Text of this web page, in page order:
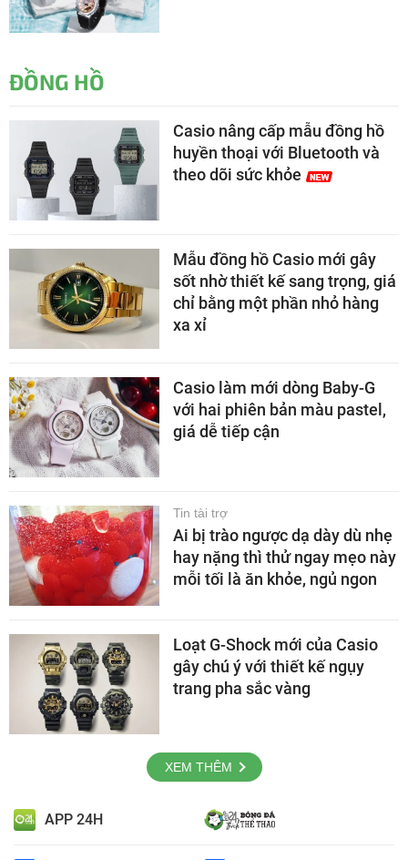
ĐỒNG HỒ
Casio nâng cấp mẫu đồng hồ
huyền thoại với Bluetooth và
theo dõi sức khỏe
Mẫu đồng hồ Casio mới gây
sốt nhờ thiết kế sang trọng, giá
chỉ bằng một phần nhỏ hàng
xa xỉ
Casio làm mới dòng Baby-G
với hai phiên bản màu pastel,
giá dễ tiếp cận
Tin tài trợ
Ai bị trào ngược dạ dày dù nhẹ
hay nặng thì thử ngay mẹo này
mỗi tối là ăn khỏe, ngủ ngon
Loạt G-Shock mới của Casio
gây chú ý với thiết kế ngụy
trang pha sắc vàng
XEM THÊM
APP 24H